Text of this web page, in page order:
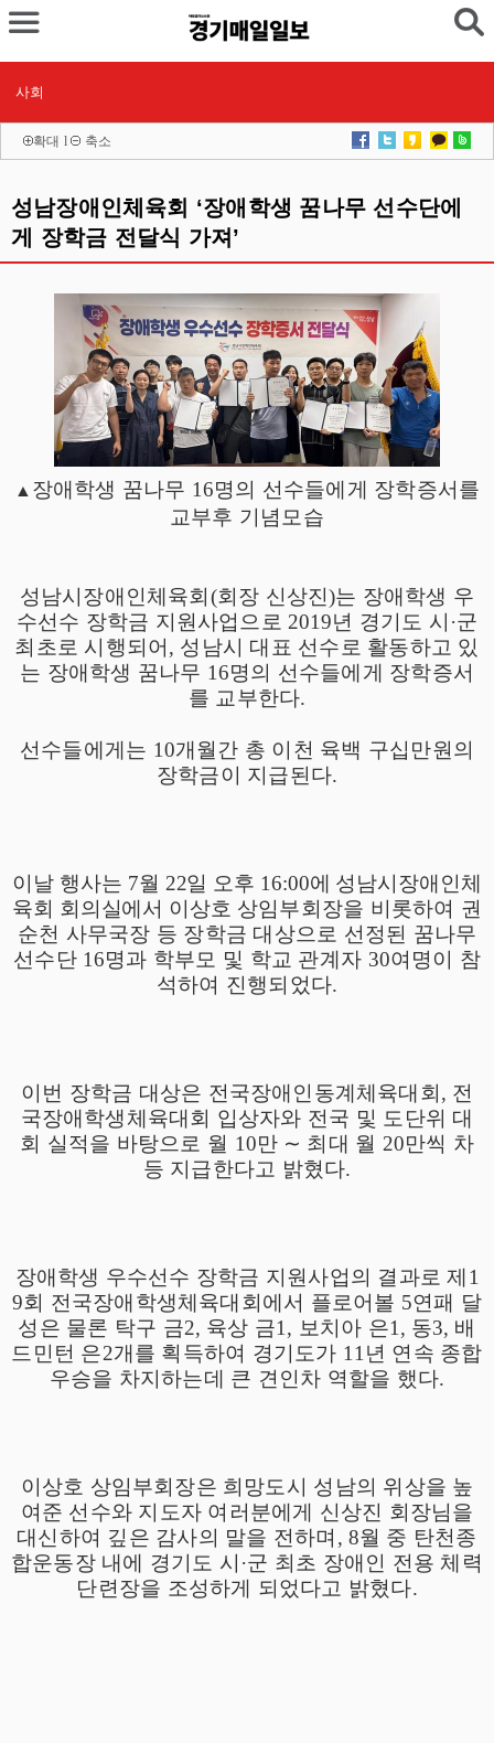
사회
확대 l 축소
성남장애인체육회 ‘장애학생 꿈나무 선수단에
게 장학금 전달식 가져’
▲ 장애학생 꿈나무 16명의 선수들에게 장학증서를
교부후 기념모습
성남시장애인체육회 (회장 신상진)는 장애학생 우
수선수 장학금 지원사업으로 2019년 경기도 시 ·군
최초로 시행되어 , 성남시 대표 선수로 활동하고 있
는 장애학생 꿈나무 16명의 선수들에게 장학증서
를 교부한다.
선수들에게는 10개월간 총 이천 육백 구십만원의
장학금이 지급된다.
이날 행사는 7월 22일 오후 16:00에 성남시장애인체
육회 회의실에서 이상호 상임부회장을 비롯하여 권
순천 사무국장 등 장학금 대상으로 선정된 꿈나무
선수단 16명과 학부모 및 학교 관계자 30여명이 참
석하여 진행되었다.
이번 장학금 대상은 전국장애인동계체육대회 , 전
국장애학생체육대회 입상자와 전국 및 도단위 대
회 실적을 바탕으로 월 10만 ∼ 최대 월 20만씩 차
등 지급한다고 밝혔다.
장애학생 우수선수 장학금 지원사업의 결과로 제 1
9회 전국장애학생체육대회에서 플로어볼 5연패 달
성은 물론 탁구 금2, 육상 금1, 보치아 은1, 동3, 배
드민턴 은2개를 획득하여 경기도가 11 년 연속 종합
우승을 차지하는데 큰 견인차 역할을 했다.
이상호 상임부회장은 희망도시 성남의 위상을 높
여준 선수와 지도자 여러분에게 신상진 회장님을
대신하여 깊은 감사의 말을 전하며 , 8월 중 탄천종
합운동장 내에 경기도 시 ·군 최초 장애인 전용 체력
단련장을 조성하게 되었다고 밝혔다.